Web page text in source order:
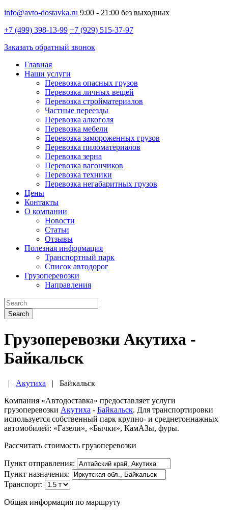
info@avto-dostavka.ru 9:00 - 21:00 без выходных
+7 (499) 398-13-99 +7 (929) 515-37-97
Заказать обратный звонок
Главная
Наши услуги
Перевозка опасных грузов
Перевозка личных вещей
Перевозка стройматериалов
Частные переезды
Перевозка алкоголя
Перевозка мебели
Перевозка замороженных грузов
Перевозка пиломатериалов
Перевозка зерна
Перевозка вагончиков
Перевозка техники
Перевозка негабаритных грузов
Цены
Контакты
О компании
Новости
Статьи
Отзывы
Полезная информация
Транспортный парк
Список автодорог
Грузоперевозки
Направления
Search
Грузоперевозки Акутиха -
Байкальск
| Акутиха | Байкальск
Компания «Автодоставка» предоставляет услуги
грузоперевозки Акутиха - Байкальск. Для транспортировки
используется собственный парк крупно- и среднетоннажных
автомобилей: «Газели», «Бычки», КамАЗы, фуры.
Рассчитать стоимость грузоперевозки
Пункт отправления:
Пункт назначения:
Транспорт:
Общая информация по маршруту